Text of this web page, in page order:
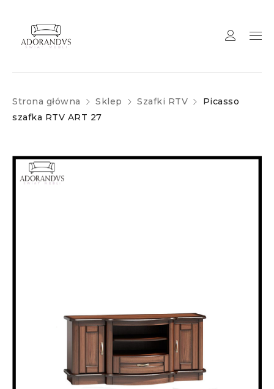
Strona główna Sklep Szafki RTV
Picasso
szafka RTV ART 27